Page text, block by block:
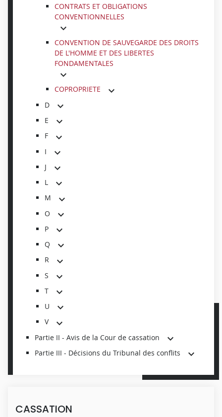
CONTRATS ET OBLIGATIONS
CONVENTIONNELLES
CONVENTION DE SAUVEGARDE DES DROITS
DE L'HOMME ET DES LIBERTES
FONDAMENTALES
COPROPRIETE
D
E
F
I
J
L
M
O
P
Q
R
S
T
U
V
Partie II - Avis de la Cour de cassation
Partie III - Décisions du Tribunal des conflits
CASSATION